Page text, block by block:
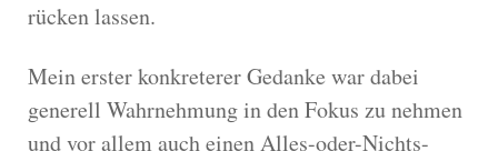
rücken lassen.
Mein erster konkreterer Gedanke war dabei
generell Wahrnehmung in den Fokus zu nehmen
und vor allem auch einen Alles-oder-Nichts-